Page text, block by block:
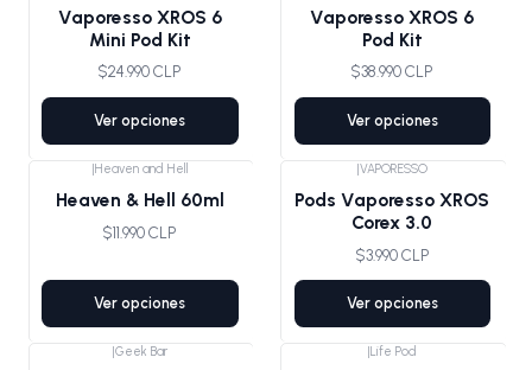
Vaporesso XROS 6
Mini Pod Kit
$24.990 CLP
Ver opciones
Vaporesso XROS 6
Pod Kit
$38.990 CLP
Ver opciones
|Heaven and Hell
Heaven & Hell 60ml
$11.990 CLP
Ver opciones
|VAPORESSO
Pods Vaporesso XROS
Corex 3.0
$3.990 CLP
Ver opciones
|Geek Bar |Life Pod